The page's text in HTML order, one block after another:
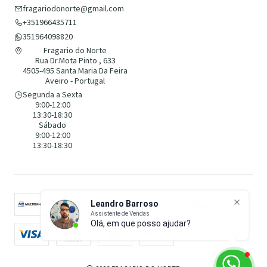
Leandro Barroso
Assistente de Vendas
Olá, em que posso ajudar?
fragariodonorte@gmail.com
+351966435711
351964098820
Fragario do Norte
Rua Dr.Mota Pinto , 633
4505-495 Santa Maria Da Feira
Aveiro - Portugal
Segunda a Sexta
9:00-12:00
13:30-18:30
Sábado
9:00-12:00
13:30-18:30